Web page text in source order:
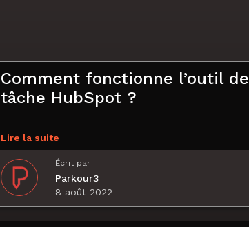
Comment fonctionne l’outil de
tâche HubSpot ?
Lire la suite
Écrit par
Parkour3
8 août 2022